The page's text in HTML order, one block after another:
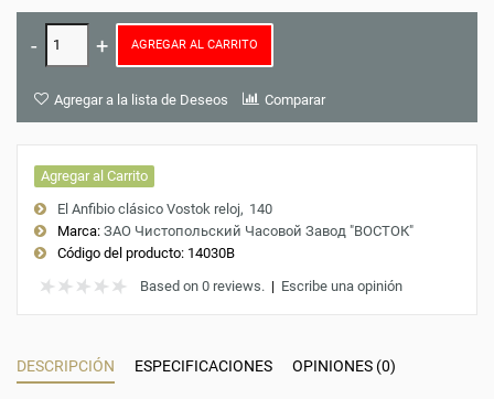
AGREGAR AL CARRITO
Agregar a la lista de Deseos Comparar
Agregar al Carrito
El Anfibio clásico Vostok reloj
140
Marca: ЗАО Чистопольский Часовой Завод "ВОСТОК"
Código del producto: 14030B
Based on 0 reviews. | Escribe una opinión
DESCRIPCIÓN ESPECIFICACIONES OPINIONES (0)